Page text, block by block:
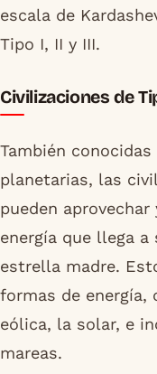
escala de
Tipo I, II y III.
Civilizaciones de
También
planetarias, las
pueden
energía que llega
estrella madre.
formas de energía,
eólica, la solar, e
mareas.